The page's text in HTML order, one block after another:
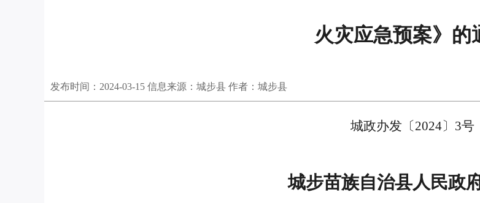
火灾应急预案》的
发布时间： 2024-03-15 信息来源：城步县 作者：城步县
城政办发〔2024〕3号
城步苗族自治县人民政